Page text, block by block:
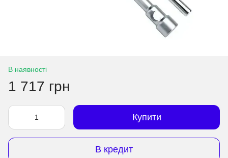
В наявності
1 717 грн
Купити
В кредит